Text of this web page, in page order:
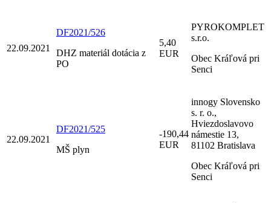
22.09.2021
DF2021/526
DHZ materiál dotácia z
PO
5,40
EUR
PYROKOMPLET
s.r.o.
Obec Kráľová pri
Senci
22.09.2021
DF2021/525
MŠ plyn
-190,44
EUR
innogy Slovensko
s. r. o.,
Hviezdoslavovo
námestie 13,
81102 Bratislava
Obec Kráľová pri
Senci